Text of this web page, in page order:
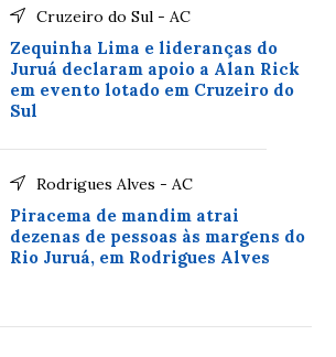
Cruzeiro do Sul - AC
Zequinha Lima e lideranças do
Juruá declaram apoio a Alan Rick
em evento lotado em Cruzeiro do
Sul
Rodrigues Alves - AC
Piracema de mandim atrai
dezenas de pessoas às margens do
Rio Juruá, em Rodrigues Alves